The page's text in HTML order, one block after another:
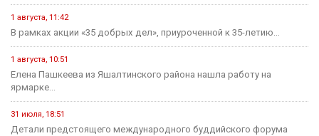
1 августа, 11:42
В рамках акции «35 добрых дел», приуроченной к 35-летию...
1 августа, 10:51
Елена Пашкеева из Яшалтинского района нашла работу на
ярмарке...
31 июля, 18:51
Детали предстоящего международного буддийского форума